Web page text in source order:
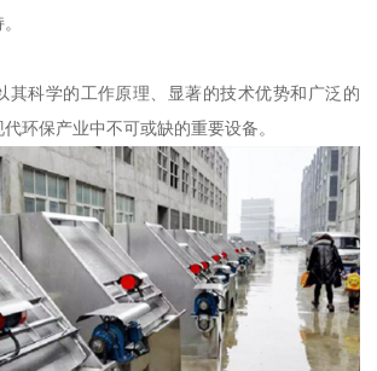
其科学的工作原理、显著的技术优势和广泛的
环保产业中不可或缺的重要设备。